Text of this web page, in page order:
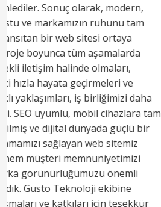
aradığımız gibi yaratıcı ve
sundular. Her aşamada hızlı
dönüşler yaparak
hayata geçirdiler. Özellikle
gösterdikleri özen ve
Teknoloji’yi benzerlerinden
özelliklerden biri oldu. Hem
iletişimleri hem de
hizmet için kendilerine
İlerleyen dönemlerde tekrar
sabırsızlıkla bekliyoruz!